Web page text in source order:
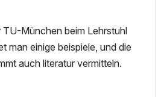
München beim Lehrstuhl
man einige beispiele, und die
auch literatur vermitteln.